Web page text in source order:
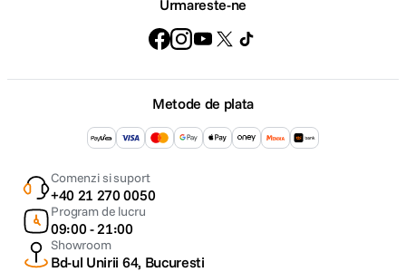
Urmareste-ne
Metode de plata
Comenzi si suport
+40 21 270 0050
Program de lucru
09:00 - 21:00
Showroom
Bd-ul Unirii 64, Bucuresti